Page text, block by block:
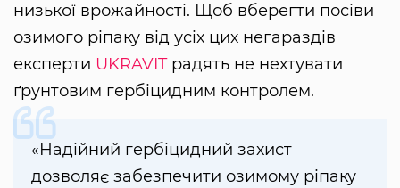
низької врожайності. Щоб вберегти посіви
озимого ріпаку від усіх цих негараздів
експерти UKRAVITрадять не нехтувати
ґрунтовим гербіцидним контролем.
«Надійний гербіцидний захист
дозволяє забезпечити озимому ріпаку